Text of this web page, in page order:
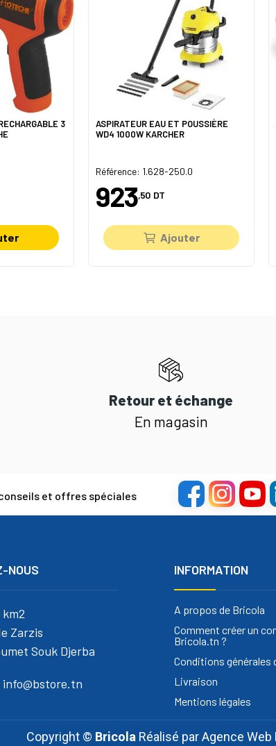
3
ASPIRATEUR EAU ET POUSSIÈRE
WD4 1000W KARCHER
Référence: 1.628-250.0
923,50 DT
Ajouter
Retour et échange
En magasin
et offres spéciales
NOUS
Zarzis
Souk Djerba
INFORMATION
A propos de Bricola
Comment créer un
Bricola.tn ?
Conditions générales
Livraison
Mentions légales
Copyright © BricolaRéalisé parAgence Web